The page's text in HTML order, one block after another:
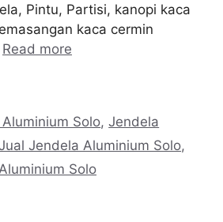
Pintu, Partisi, kanopi kaca
kaca cermin
Read more
Solo,Jendela
Jendela Aluminium Solo,
Solo